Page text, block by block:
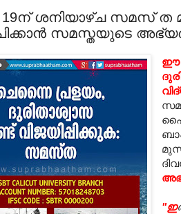
ശനിയാഴ്ച സമസ് ത
സമസ്തയുടെ
ഈ
"ഇ